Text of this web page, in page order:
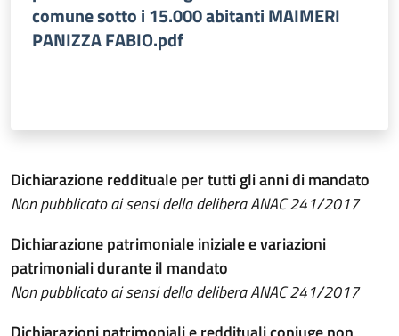
comune sotto i 15.000 abitanti MAIMERI
PANIZZA FABIO.pdf
Dichiarazione reddituale per tutti gli anni di mandato
Non pubblicato ai sensi della delibera ANAC 241/2017
Dichiarazione patrimoniale iniziale e variazioni
patrimoniali durante il mandato
Non pubblicato ai sensi della delibera ANAC 241/2017